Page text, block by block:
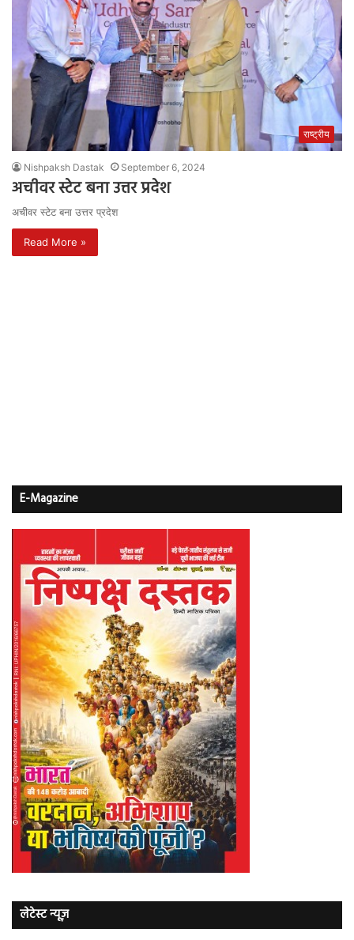
राष्ट्रीय
Nishpaksh Dastak September 6, 2024
अचीवर स्टेट बना उत्तर प्रदेश
अचीवर स्टेट बना उत्तर प्रदेश
Read More »
E-Magazine
लेटेस्ट न्यूज़